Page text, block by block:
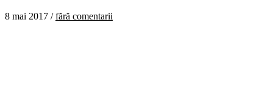
8 mai 2017 /fără comentarii